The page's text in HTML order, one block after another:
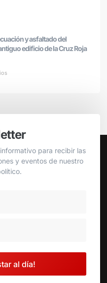
y asfaltado del
edificio de la Cruz Roja
para recibir las
y eventos de nuestro
al día!